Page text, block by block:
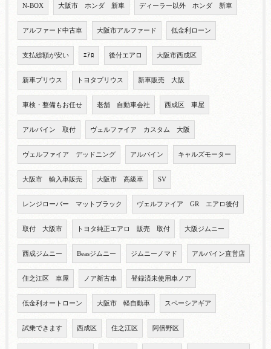
N-BOX 大阪市 ホンダ 新車 ディーラー以外 ホンダ 新車
アルファード中古車 大阪市アルファード 低金利ローン
支払総額が安い ｴｱﾛ 後付エアロ 大阪市西成区
新車プリウス トヨタプリウス 新車販売 大阪
車検・整備もお任せ 老舗 自動車会社 西成区 車屋
アルパイン 取付 ヴェルファイア カスタム 大阪
ヴェルファイア デッドニング アルパイン キャルズモーター
大阪市 輸入車販売 大阪市 高級車 SV
レンジローバー マットブラック ヴェルファイア GR エアロ後付
取付 大阪市 トヨタ純正エアロ 販売 取付 大阪ジムニー
西成ジムニー Beasジムニー ジムニーノマド アルパイン直営店
住之江区 車屋 ノア新古車 登録済未使用車ノア
低金利オートローン 大阪市 軽自動車 スペーシアギア
試乗できます 西成区 住之江区 阿倍野区